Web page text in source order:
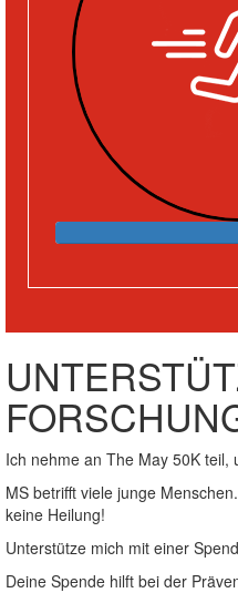
Ich nehme an The May 50K
MS betrifft viele junge
keine Heilung!
Unterstütze mich mit einer
Deine Spende hilft bei der